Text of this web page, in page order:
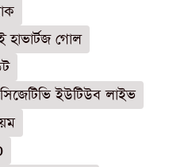
হাভার্টজ গোল
সিজেটিভি ইউটিউব লাইভ